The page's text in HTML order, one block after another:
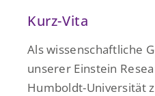
Kurz-Vita
Als wissenschaftliche
unserer Einstein
Humboldt-Universität